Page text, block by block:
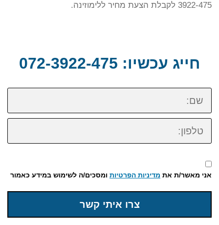
3922-475 לקבלת הצעת מחיר ללימוזינה.
חייג עכשיו: 072-3922-475
שם:
טלפון:
אני מאשר/ת את מדיניות הפרטיות ומסכים/ה לשימוש במידע כאמור
צרו איתי קשר